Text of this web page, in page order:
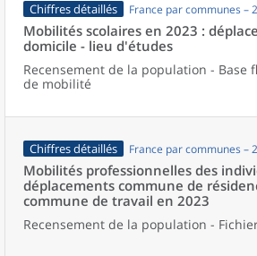
Chiffres détaillés France par communes –
Mobilités scolaires en 2023 :
domicile - lieu d'études
Recensement de la population - Base
de mobilité
Chiffres détaillés France par communes –
Mobilités professionnelles des
déplacements commune de
commune de travail en 2023
Recensement de la population -